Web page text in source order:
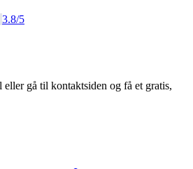
3.8/5
gå til kontaktsiden og få et gratis,